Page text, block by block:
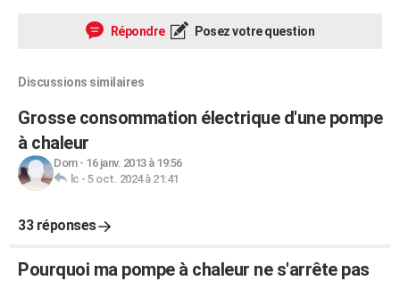
Répondre Posez votre question
Discussions similaires
Grosse consommation électrique d'une pompe
à chaleur
Dom- 16 janv. 2013 à 19:56
lc - 5 oct. 2024 à 21:41
33 réponses
Pourquoi ma pompe à chaleur ne s'arrête pas